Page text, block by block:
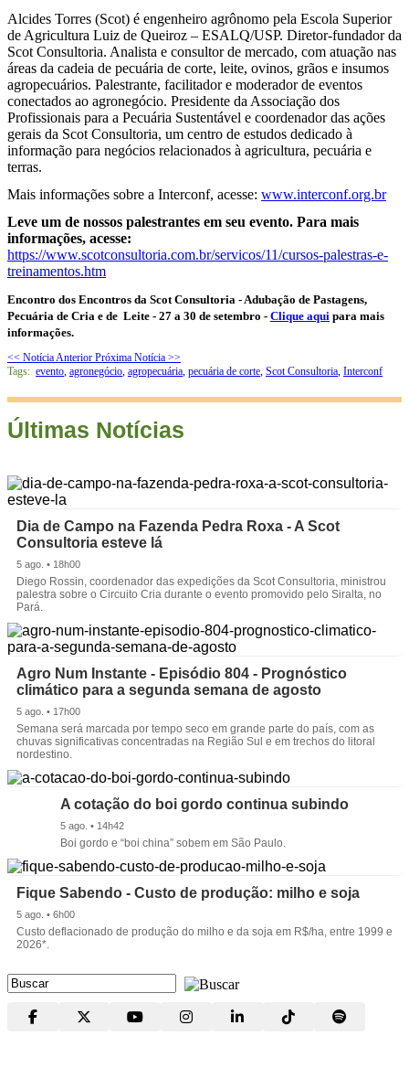
Alcides Torres (Scot) é engenheiro agrônomo pela Escola Superior
de Agricultura Luiz de Queiroz – ESALQ/USP. Diretor-fundador da
Scot Consultoria. Analista e consultor de mercado, com atuação nas
áreas da cadeia de pecuária de corte, leite, ovinos, grãos e insumos
agropecuários. Palestrante, facilitador e moderador de eventos
conectados ao agronegócio. Presidente da Associação dos
Profissionais para a Pecuária Sustentável e coordenador das ações
gerais da Scot Consultoria, um centro de estudos dedicado à
informação para negócios relacionados à agricultura, pecuária e
terras.
Mais informações sobre a Interconf, acesse: www.interconf.org.br
Leve um de nossos palestrantes em seu evento. Para mais
informações, acesse:
https://www.scotconsultoria.com.br/servicos/11/cursos-palestras-e-
treinamentos.htm
Encontro dos Encontros da Scot Consultoria - Adubação de Pastagens,
Pecuária de Cria e de Leite - 27 a 30 de setembro - Clique aqui para mais
informações.
<< Notícia Anterior Próxima Notícia >>
Tags: evento, agronegócio, agropecuária, pecuária de corte, Scot Consultoria, Interconf
Últimas Notícias
Dia de Campo na Fazenda Pedra Roxa - A Scot
Consultoria esteve lá
5 ago. • 18h00
Diego Rossin, coordenador das expedições da Scot Consultoria, ministrou
palestra sobre o Circuito Cria durante o evento promovido pelo Siralta, no
Pará.
Agro Num Instante - Episódio 804 - Prognóstico
climático para a segunda semana de agosto
5 ago. • 17h00
Semana será marcada por tempo seco em grande parte do país, com as
chuvas significativas concentradas na Região Sul e em trechos do litoral
nordestino.
A cotação do boi gordo continua subindo
5 ago. • 14h42
Boi gordo e “boi china” sobem em São Paulo.
Fique Sabendo - Custo de produção: milho e soja
5 ago. • 6h00
Custo deflacionado de produção do milho e da soja em R$/ha, entre 1999 e
2026*.